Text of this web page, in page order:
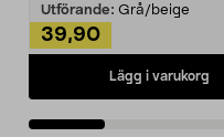
Utförande: Grå/beige
39,90
Lägg i varukorg